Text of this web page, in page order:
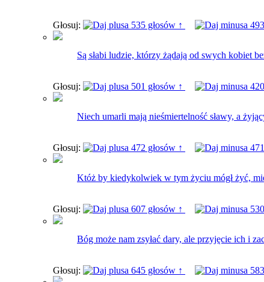
Głosuj: 535 głosów ↑
Są słabi ludzie, którzy żądają od swych kobiet
Głosuj: 501 głosów ↑
Niech umarli mają nieśmiertelność sławy, a
Głosuj: 472 głosów ↑
Któż by kiedykolwiek w tym życiu mógł żyć,
Głosuj: 607 głosów ↑
Bóg może nam zsyłać dary, ale przyjęcie ich i
Głosuj: 645 głosów ↑